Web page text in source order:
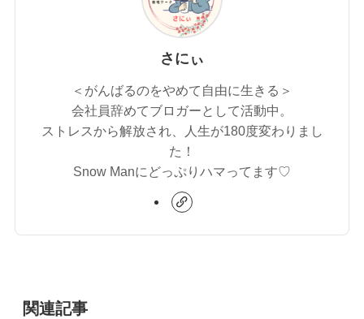
さにぃ
＜がんばるのをやめて自由に生きる＞
会社員辞めてブロガーとして活動中。
ストレスから解放され、人生が180度変わりまし
た！
Snow Manにどっぷりハマってます♡
関連記事